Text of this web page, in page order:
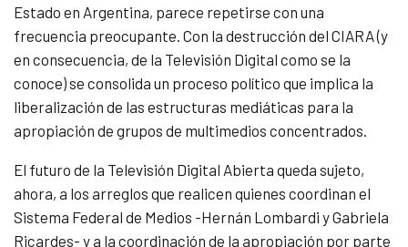
Estado en Argentina, parece repetirse con una
frecuencia preocupante. Con la destrucción del CIARA (y
en consecuencia, de la Televisión Digital como se la
conoce) se consolida un proceso político que implica la
liberalización de las estructuras mediáticas para la
apropiación de grupos de multimedios concentrados.
El futuro de la Televisión Digital Abierta queda sujeto,
ahora, a los arreglos que realicen quienes coordinan el
Sistema Federal de Medios -Hernán Lombardi y Gabriela
Ricardes- y a la coordinación de la apropiación por parte